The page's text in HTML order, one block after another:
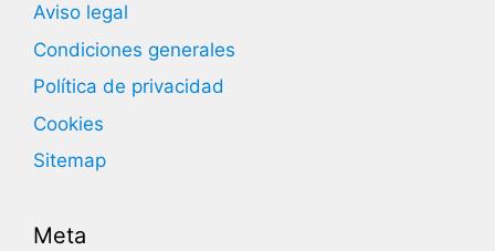
Aviso legal
Condiciones generales
Política de privacidad
Cookies
Sitemap
Meta